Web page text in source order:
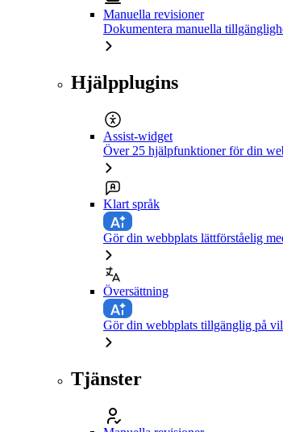
Manuella revisioner
Dokumentera manuella
Hjälpplugins
Assist-widget
Över 25 hjälpfunktioner för din
Klart språk
Gör din webbplats lättförståelig
Översättning
Gör din webbplats tillgänglig på
Tjänster